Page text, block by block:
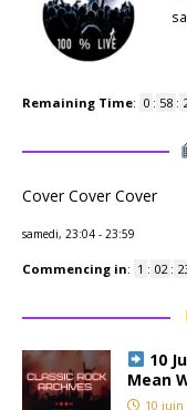
Remaining Time: 0 : 58 :
Cover Cover Cover
samedi, 23:04 - 23:59
Commencing in: 1 : 02 :
10
Mean
10 juin